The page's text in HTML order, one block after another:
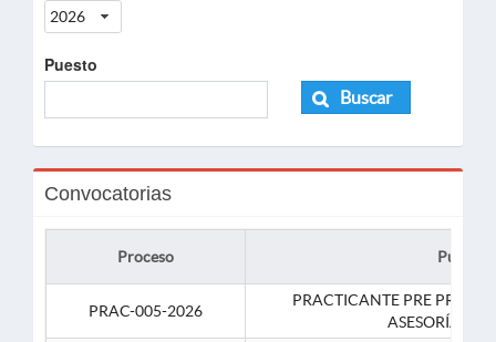
2026
Puesto
Buscar
Convocatorias
Proceso Puesto
PRAC-005-2026
PRACTICANTE PRE
ASESORÍA